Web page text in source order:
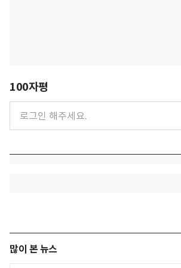
100자평
많이 본 뉴스